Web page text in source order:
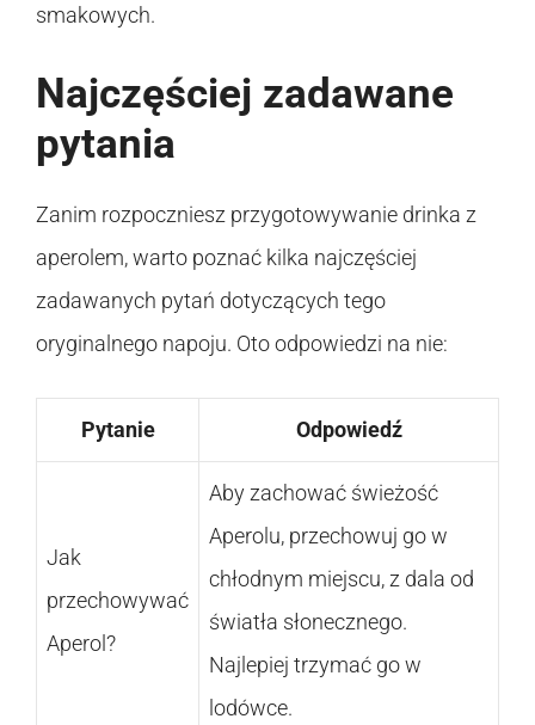
smakowych.
Najczęściej zadawane
pytania
Zanim rozpoczniesz przygotowywanie drinka z
aperolem, warto poznać kilka najczęściej
zadawanych pytań dotyczących tego
oryginalnego napoju. Oto odpowiedzi na nie:
Pytanie Odpowiedź
Jak
przechowywać
Aperol?
Aby zachować świeżość
Aperolu, przechowuj go w
chłodnym miejscu, z dala od
światła słonecznego.
Najlepiej trzymać go w
lodówce.